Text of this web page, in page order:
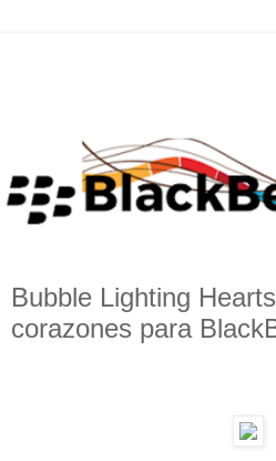
Bubble Lighting
corazones para